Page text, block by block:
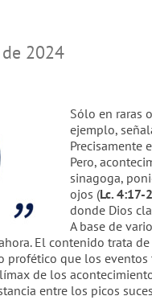
2024
Sólo en raras
ejemplo,
Precisamente
Pero,
sinagoga,
ojos (Lc. 4:17-
donde Dios
A base de
El contenido trata
profético que los
de los
entre los picos